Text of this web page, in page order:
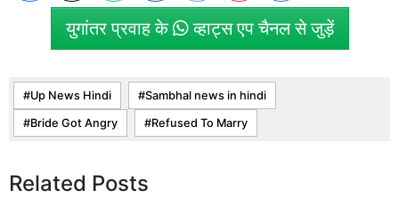
युगांतर प्रवाह के व्हाट्स एप चैनल से जुड़ें
Up News Hindi Sambhal news in hindi
Bride Got Angry Refused To Marry
Related Posts